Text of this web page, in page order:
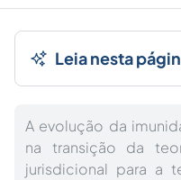
Leia nesta
A evolução da
na transição da
jurisdicional para a